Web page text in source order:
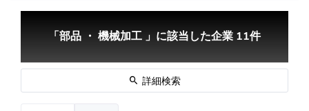
「部品 ・ 機械加工 」に該当した企業 11件
詳細検索